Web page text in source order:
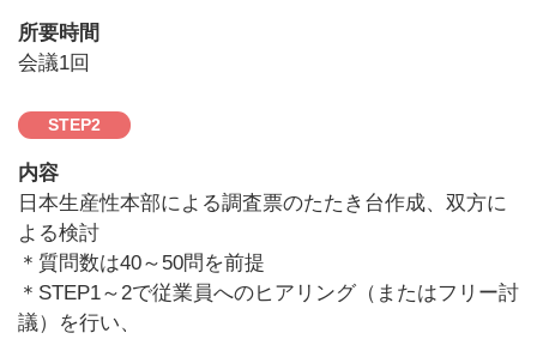
所要時間
会議1回
STEP2
内容
日本生産性本部による調査票のたたき台作成、双方に
よる検討
＊質問数は40～50問を前提
＊STEP1～2で従業員へのヒアリング（またはフリー討
議）を行い、